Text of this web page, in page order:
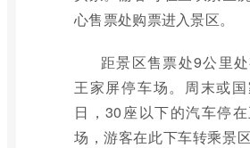
心售票处购票进入景区。
距景区售票处9公里
王家屏停车场。周末或
日，30座以下的汽车停
场，游客在此下车转乘景